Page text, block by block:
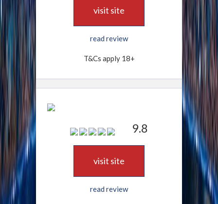
visit site
read review
T&Cs apply 18+
9.8
visit site
read review